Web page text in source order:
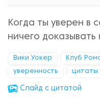
Когда ты уверен в
ничего
Вики Уокер Клуб
уверенность цитаты
Cлайд с цитатой